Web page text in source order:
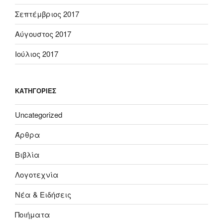
Σεπτέμβριος 2017
Αύγουστος 2017
Ιούλιος 2017
KΑΤΗΓΟΡΊΕΣ
Uncategorized
Άρθρα
Βιβλία
Λογοτεχνία
Νέα & Ειδήσεις
Ποιήματα